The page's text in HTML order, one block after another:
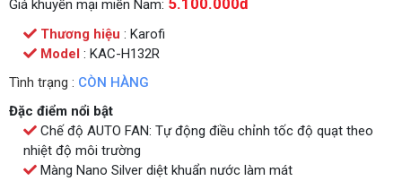
Giá khuyến mại miền Nam: 5.100.000đ
Thương hiệu : Karofi
Model : KAC-H132R
Tình trạng : CÒN HÀNG
Đặc điểm nổi bật
Chế độ AUTO FAN: Tự động điều chỉnh tốc độ quạt theo
nhiệt độ môi trường
Màng Nano Silver diệt khuẩn nước làm mát